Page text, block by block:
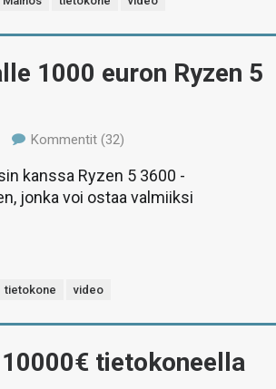
1000 euron Ryzen 5
Kommentit (32)
kanssa Ryzen 5 3600 -
jonka voi ostaa valmiiksi
tietokone video
tietokoneella